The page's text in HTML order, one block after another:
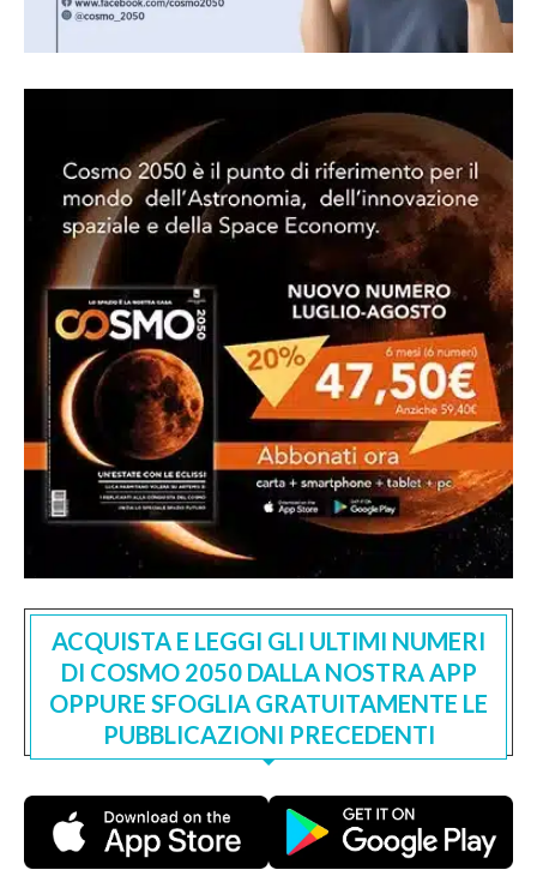
ACQUISTA E LEGGI GLI ULTIMI NUMERI
DI COSMO 2050 DALLA NOSTRA APP
OPPURE SFOGLIA GRATUITAMENTE LE
PUBBLICAZIONI PRECEDENTI